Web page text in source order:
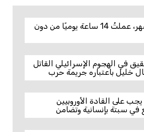
“لمدة خمسة أشهر، عملتُ 14 ساعة يوميًا من دون
في الهجوم الإسرائيلي القاتل
خليل باعتباره جريمة حرب
يجب على القادة الأوروبيين
في سبتة بإنسانية وتضامن